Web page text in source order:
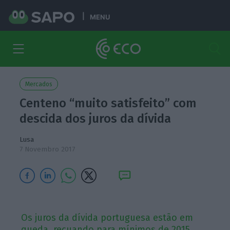
MENU
Mercados
Centeno “muito satisfeito” com
descida dos juros da dívida
Lusa
7 Novembro 2017
Os juros da dívida portuguesa estão em